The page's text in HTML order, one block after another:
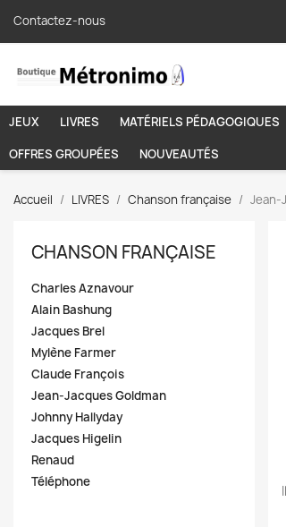
Contactez-nous
JEUX LIVRES MATÉRIELS PÉDAGOGIQUES
OFFRES GROUPÉES
NOUVEAUTÉS
Accueil LIVRES Chanson française Jean-
CHANSON FRANÇAISE
Charles Aznavour
Alain Bashung
Jacques Brel
Mylène Farmer
Claude François
Jean-Jacques Goldman
Johnny Hallyday
Jacques Higelin
Renaud
Téléphone